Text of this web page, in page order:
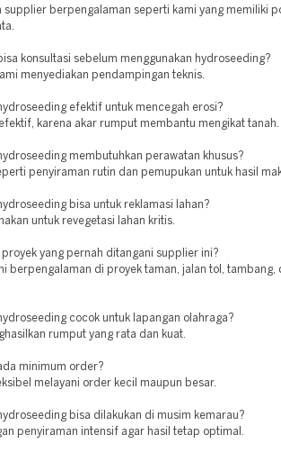
supplier berpengalaman seperti kami yang memiliki
konsultasi sebelum menggunakan hydroseeding?
menyediakan pendampingan teknis.
efektif untuk mencegah erosi?
karena akar rumput membantu mengikat tanah.
membutuhkan perawatan khusus?
penyiraman rutin dan pemupukan untuk hasil
bisa untuk reklamasi lahan?
untuk revegetasi lahan kritis.
proyek yang pernah ditangani supplier ini?
berpengalaman di proyek taman, jalan tol, tambang,
cocok untuk lapangan olahraga?
rumput yang rata dan kuat.
minimum order?
melayani order kecil maupun besar.
bisa dilakukan di musim kemarau?
penyiraman intensif agar hasil tetap optimal.